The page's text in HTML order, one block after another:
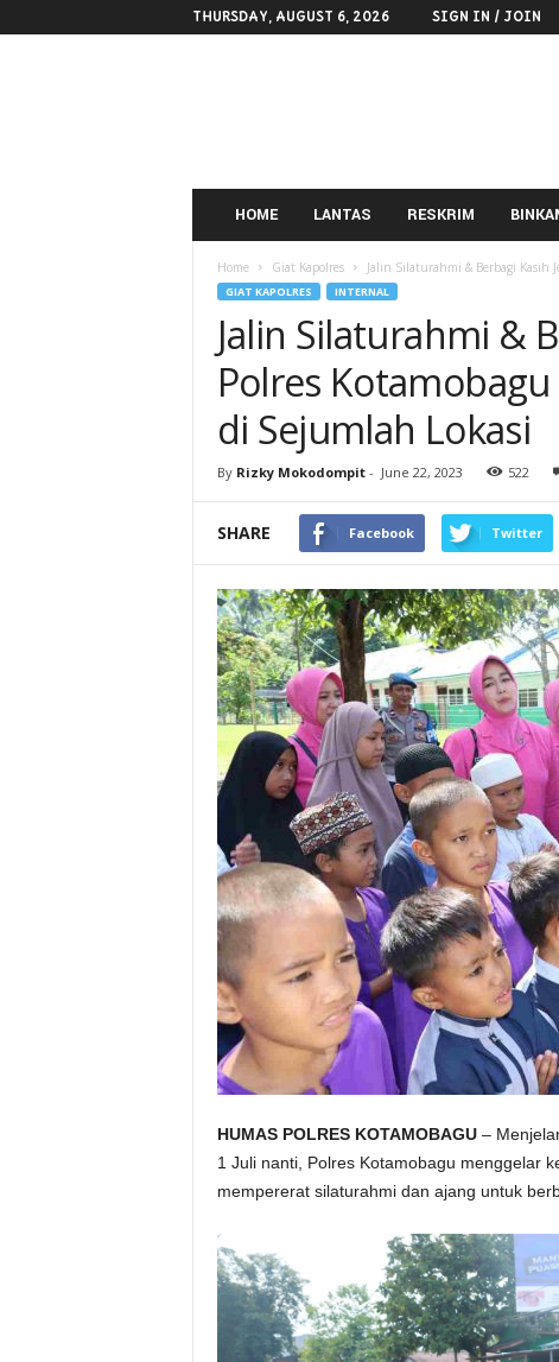
THURSDAY, AUGUST 6, 2026 SIGN IN / JOIN
HOME LANTAS RESKRIM
Home Giat Kapolres Jalin Silaturahmi & Berbagi Kasih
GIAT KAPOLRES INTERNAL
Jalin Silaturahmi &
Polres
di Sejumlah Lokasi
By Rizky Mokodompit- June 22, 2023 522
SHARE Facebook Twitter
HUMAS POLRES KOTAMOBAGU–
1 Juli nanti, Polres Kotamobagu menggelar
mempererat silaturahmi dan ajang untuk